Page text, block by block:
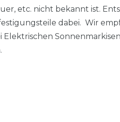
etc. nicht bekannt ist.
dabei. Wir